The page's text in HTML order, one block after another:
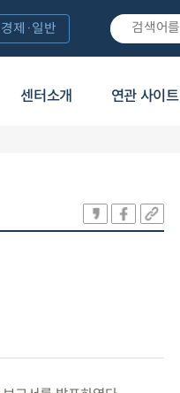
센터소개 연관 사이트
경제·일반